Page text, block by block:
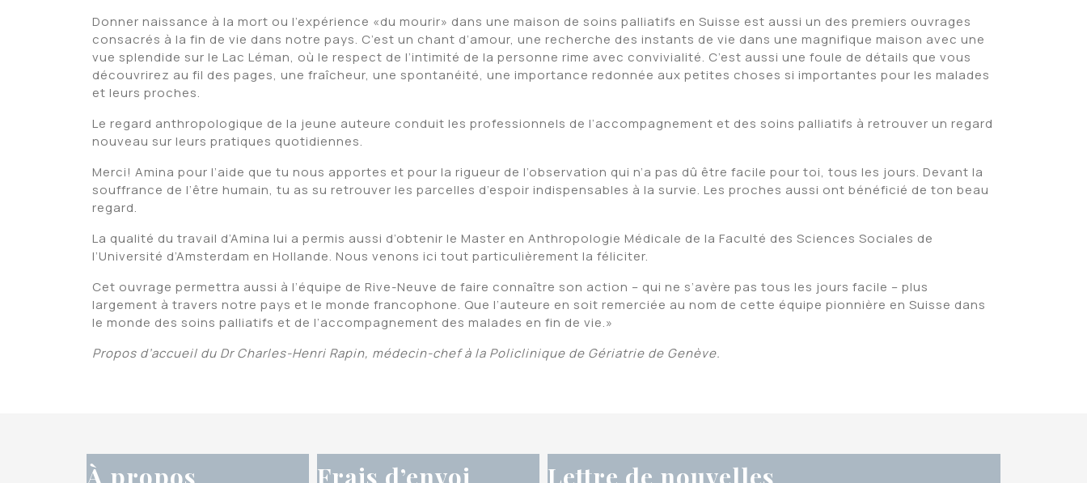
Donner naissance à la mort ou l’expérience «du mourir» dans une maison de soins palliatifs en Suisse est aussi un des premiers ouvrages
consacrés à la fin de vie dans notre pays. C’est un chant d’amour, une recherche des instants de vie dans une magnifique maison avec une
vue splendide sur le Lac Léman, où le respect de l’intimité de la personne rime avec convivialité. C’est aussi une foule de détails que vous
découvrirez au fil des pages, une fraîcheur, une spontanéité, une importance redonnée aux petites choses si importantes pour les malades
et leurs proches.
Le regard anthropologique de la jeune auteure conduit les professionnels de l’accompagnement et des soins palliatifs à retrouver un regard
nouveau sur leurs pratiques quotidiennes.
Merci! Amina pour l’aide que tu nous apportes et pour la rigueur de l’observation qui n’a pas dû être facile pour toi, tous les jours. Devant la
souffrance de l’être humain, tu as su retrouver les parcelles d’espoir indispensables à la survie. Les proches aussi ont bénéficié de ton beau
regard.
La qualité du travail d’Amina lui a permis aussi d’obtenir le Master en Anthropologie Médicale de la Faculté des Sciences Sociales de
l’Université d’Amsterdam en Hollande. Nous venons ici tout particulièrement la féliciter.
Cet ouvrage permettra aussi à l’équipe de Rive-Neuve de faire connaître son action – qui ne s’avère pas tous les jours facile – plus
largement à travers notre pays et le monde francophone. Que l’auteure en soit remerciée au nom de cette équipe pionnière en Suisse dans
le monde des soins palliatifs et de l’accompagnement des malades en fin de vie.»
Propos d’accueil du Dr Charles-Henri Rapin, médecin-chef à la Policlinique de Gériatrie de Genève.